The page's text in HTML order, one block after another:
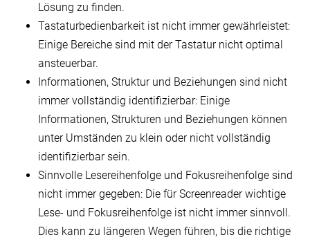
Lösung zu finden.
Tastaturbedienbarkeit ist nicht immer gewährleistet:
Einige Bereiche sind mit der Tastatur nicht optimal
ansteuerbar.
Informationen, Struktur und Beziehungen sind nicht
immer vollständig identifizierbar: Einige
Informationen, Strukturen und Beziehungen können
unter Umständen zu klein oder nicht vollständig
identifizierbar sein.
Sinnvolle Lesereihenfolge und Fokusreihenfolge sind
nicht immer gegeben: Die für Screenreader wichtige
Lese- und Fokusreihenfolge ist nicht immer sinnvoll.
Dies kann zu längeren Wegen führen, bis die richtige